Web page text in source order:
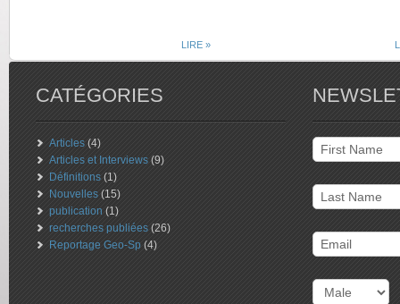
LIRE »
CATÉGORIES
Articles (4)
Articles et Interviews (9)
Définitions (1)
Nouvelles (15)
publication (1)
recherches publiées (26)
Reportage Geo-Sp (4)